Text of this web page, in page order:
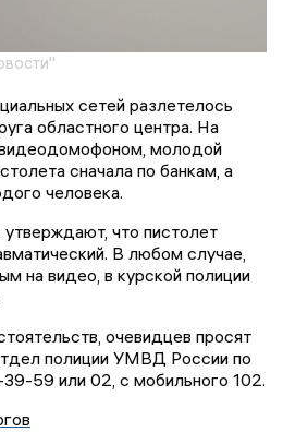
сетей разлетелось
областного центра. На
видеодомофоном, молодой
сначала по банкам, а
человека.
что пистолет
В любом случае,
на видео, в курской полиции
очевидцев просят
полиции УМВД России по
59 или 02, с мобильного 102.